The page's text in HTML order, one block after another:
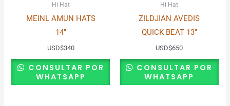
Hi Hat
MEINL AMUN HATS
14″
USD$340
CONSULTAR POR
WHATSAPP
Hi Hat
ZILDJIAN AVEDIS
QUICK BEAT 13″
USD$650
CONSULTAR POR
WHATSAPP